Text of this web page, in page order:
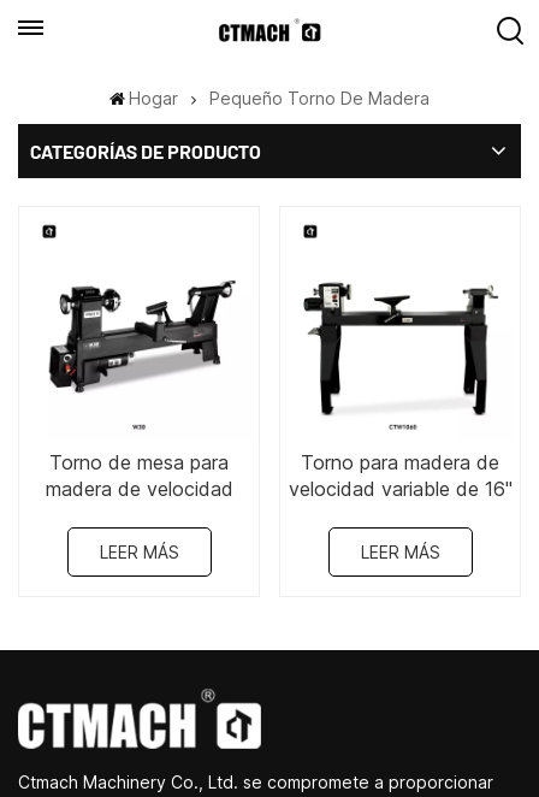
Hogar Pequeño Torno De Madera
CATEGORÍAS DE PRODUCTO
Torno de mesa para
madera de velocidad
W30
LEER MÁS
Torno para madera de
velocidad variable de 16"
LEER MÁS
Ctmach Machinery Co., Ltd. se compromete a proporcionar